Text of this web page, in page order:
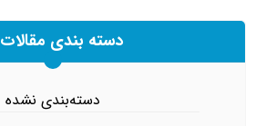
دسته بندی مقالات
دسته‌بندی نشده